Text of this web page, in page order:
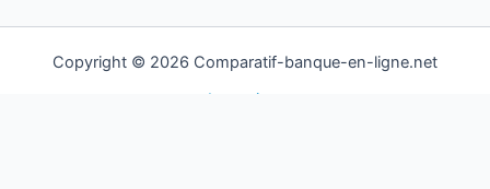
Copyright © 2026 Comparatif-banque-en-ligne.net
Les sujets